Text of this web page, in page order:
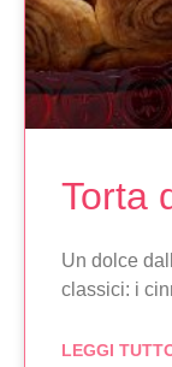
Torta
Un dolce
classici: i
LEGGI